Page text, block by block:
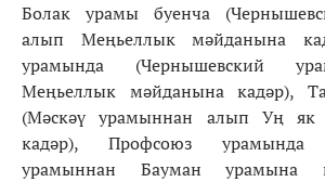
Болак урамы буенча
алып Меңьеллык мәйданына
урамында (Чернышевский
Меңьеллык мәйданына кадәр),
(Мәскәү урамыннан алып Уң як
кадәр), Профсоюз урамында
урамыннан Бауман урамына